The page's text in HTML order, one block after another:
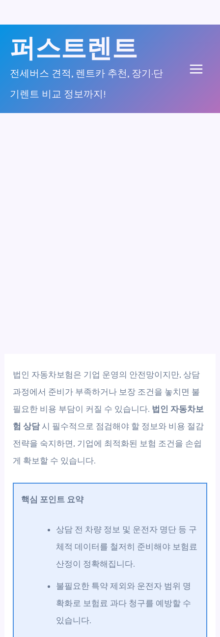
너
퍼스트렌트
전세버스 견적, 렌트카 추천, 장기·단
기렌트 비교 정보까지!
법인 자동차보험은 기업 운영의 안전망이지만, 상담
과정에서 준비가 부족하거나 보장 조건을 놓치면 불
필요한 비용 부담이 커질 수 있습니다. 법인 자동차보
험 상담시 필수적으로 점검해야 할 정보와 비용 절감
전략을 숙지하면, 기업에 최적화된 보험 조건을 손쉽
게 확보할 수 있습니다.
핵심 포인트 요약
상담 전 차량 정보 및 운전자 명단 등 구
체적 데이터를 철저히 준비해야 보험료
산정이 정확해집니다.
불필요한 특약 제외와 운전자 범위 명
확화로 보험료 과다 청구를 예방할 수
있습니다.